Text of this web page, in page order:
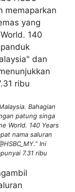
Bahagian
patung singa
World. 140 Years
nama saluran
Ini
7.31 ribu